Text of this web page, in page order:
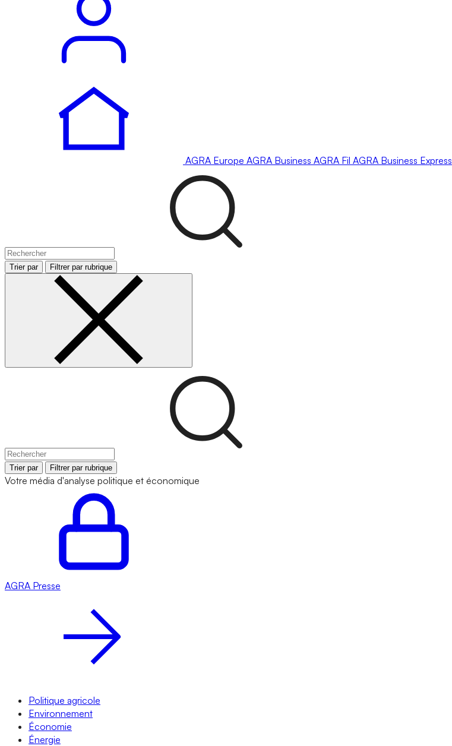
AGRA Europe AGRA Business AGRA Fil AGRA Business Express
Trier par Filtrer par rubrique
Trier par Filtrer par rubrique
Votre média d'analyse politique et économique
AGRA Presse
Politique agricole
Environnement
Économie
Énergie